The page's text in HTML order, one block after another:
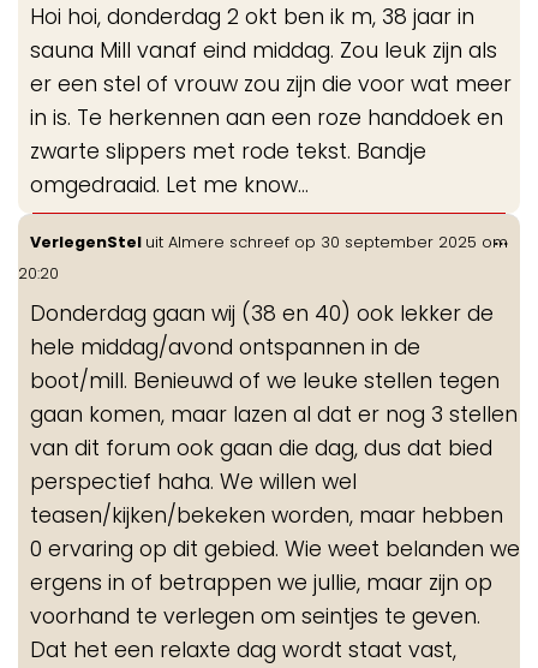
Hoi hoi, donderdag 2 okt ben ik m, 38 jaar in
sauna Mill vanaf eind middag. Zou leuk zijn als
er een stel of vrouw zou zijn die voor wat meer
in is. Te herkennen aan een roze handdoek en
zwarte slippers met rode tekst. Bandje
omgedraaid. Let me know…
VerlegenStel uit Almere schreef op 30 september 2025 om
20:20
Donderdag gaan wij (38 en 40) ook lekker de
hele middag/avond ontspannen in de
boot/mill. Benieuwd of we leuke stellen tegen
gaan komen, maar lazen al dat er nog 3 stellen
van dit forum ook gaan die dag, dus dat bied
perspectief haha. We willen wel
teasen/kijken/bekeken worden, maar hebben
0 ervaring op dit gebied. Wie weet belanden we
ergens in of betrappen we jullie, maar zijn op
voorhand te verlegen om seintjes te geven.
Dat het een relaxte dag wordt staat vast,
...